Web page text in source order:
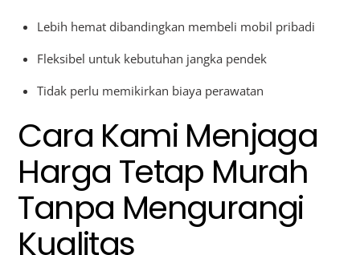
Lebih hemat dibandingkan membeli mobil pribadi
Fleksibel untuk kebutuhan jangka pendek
Tidak perlu memikirkan biaya perawatan
Cara Kami Menjaga
Harga Tetap Murah
Tanpa Mengurangi
Kualitas